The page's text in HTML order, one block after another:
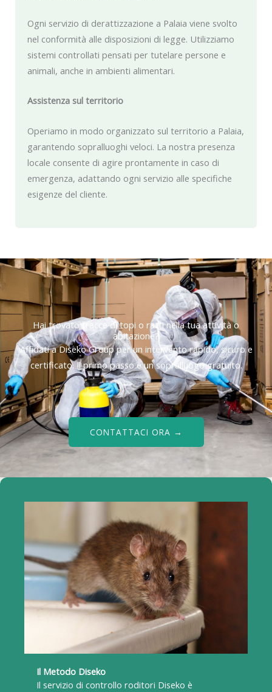
Ogni servizio di derattizzazione a Palaia viene svolto
nel conformità alle disposizioni di legge. Utilizziamo
sistemi controllati pensati per tutelare persone e
animali, anche in ambienti alimentari.
Assistenza sul territorio
Operiamo in modo organizzato sul territorio a Palaia,
garantendo sopralluoghi veloci. La nostra presenza
locale consente di agire prontamente in caso di
emergenza, adattando ogni servizio alle specifiche
esigenze del cliente.
Hai trovato tracce di topi o ratti nella tua attività o
abitazione?
Affidati a Diseko Group per un intervento rapido, sicuro e
certificato. Il primo passo è un sopralluogo gratuito.
CONTATTACI ORA →
Il Metodo Diseko
Il servizio di controllo roditori Diseko è